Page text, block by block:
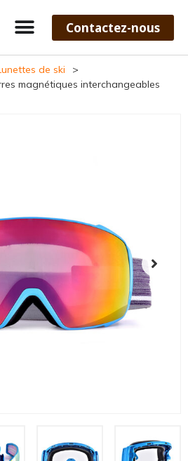
Contactez-nous
de ski
>
magnétiques interchangeables